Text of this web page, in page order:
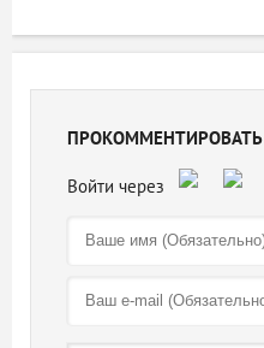
ПРОКОММЕНТИРОВАТЬ